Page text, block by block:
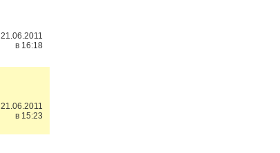
21.06.2011
в 16:18
21.06.2011
в 15:23